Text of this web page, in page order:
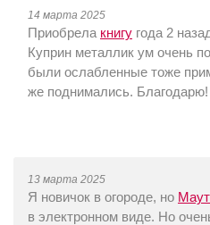
14 марта 2025
Приобрела книгу года 2
Куприн металлик ум очень
были ослабленные тоже
же поднимались. Благодарю!
13 марта 2025
Я новичок в огороде, но
в электронном виде. Но